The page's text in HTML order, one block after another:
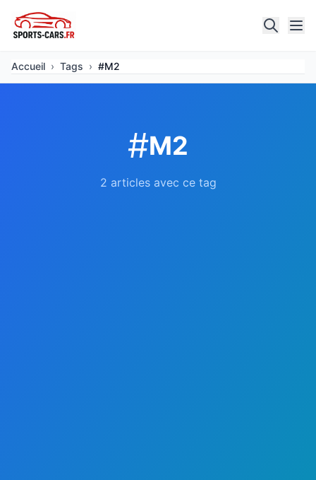
Accueil › Tags › #M2
#M2
2 articles avec ce tag